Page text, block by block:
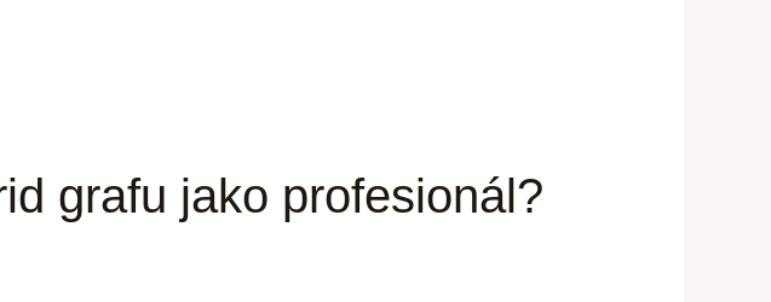
grafu jako profesionál?